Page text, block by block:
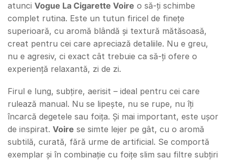
atunci Vogue La Cigarette Voire o să-ți schimbe
complet rutina. Este un tutun firicel de finețe
superioară, cu aromă blândă și textură mătăsoasă,
creat pentru cei care apreciază detaliile. Nu e greu,
nu e agresiv, ci exact cât trebuie ca să-ți ofere o
experiență relaxantă, zi de zi.
Firul e lung, subțire, aerisit – ideal pentru cei care
rulează manual. Nu se lipește, nu se rupe, nu îți
încarcă degetele sau foița. Și mai important, este ușor
de inspirat. Voire se simte lejer pe gât, cu o aromă
subtilă, curată, fără urme de artificial. Se comportă
exemplar și în combinație cu foițe slim sau filtre subțiri